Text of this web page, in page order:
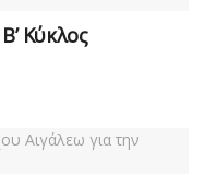
Κύκλος